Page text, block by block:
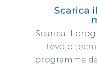
Scarica
Scarica il
tevolo
programma